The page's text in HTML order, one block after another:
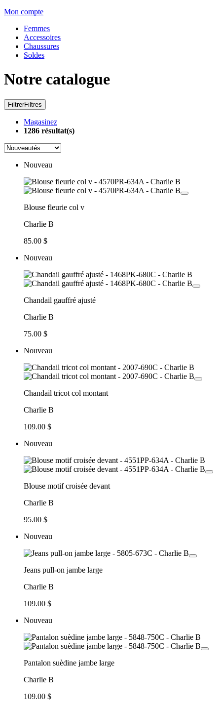
Mon compte
Femmes
Accessoires
Chaussures
Soldes
Notre catalogue
FiltrerFiltres
Magasinez
1286 résultat(s)
Nouveau
Blouse fleurie col v
Charlie B
85.00 $
Nouveau
Chandail gauffré ajusté
Charlie B
75.00 $
Nouveau
Chandail tricot col montant
Charlie B
109.00 $
Nouveau
Blouse motif croisée devant
Charlie B
95.00 $
Nouveau
Jeans pull-on jambe large
Charlie B
109.00 $
Nouveau
Pantalon suèdine jambe large
Charlie B
109.00 $